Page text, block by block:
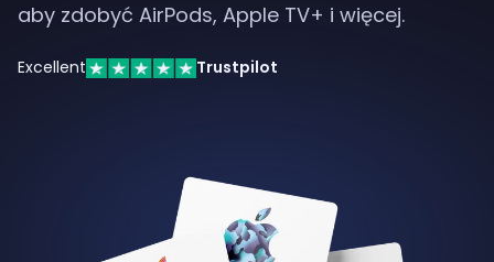
aby zdobyć AirPods, Apple TV+ i więcej.
Excellent Trustpilot